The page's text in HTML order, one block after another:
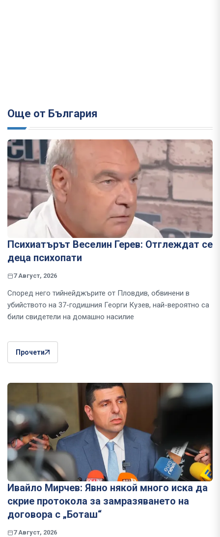
Още от България
Психиатърът Веселин Герев: Отглеждат се
деца психопати
7 Август, 2026
Според него тийнейджърите от Пловдив, обвинени в
убийството на 37-годишния Георги Кузев, най-вероятно са
били свидетели на домашно насилие
Прочети
Ивайло Мирчев: Явно някой много иска да
скрие протокола за замразяването на
договора с „Боташ“
7 Август, 2026